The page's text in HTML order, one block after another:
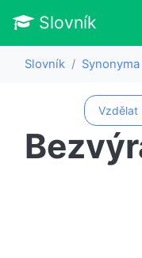
Slovník
Slovník Synonyma
Vzdělat